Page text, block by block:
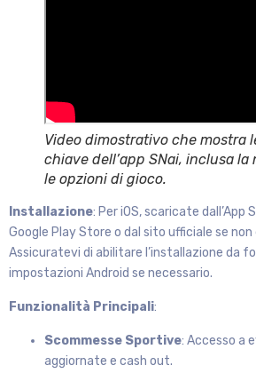
Video dimostrativo che mostra
chiave dell’app SNai, inclusa la
le opzioni di gioco.
Installazione: Per iOS, scaricate dall’App
Google Play Store o dal sito ufficiale se
Assicuratevi di abilitare l’installazione da
impostazioni Android se necessario.
Funzionalità Principali:
Scommesse Sportive: Accesso a
aggiornate e cash out.